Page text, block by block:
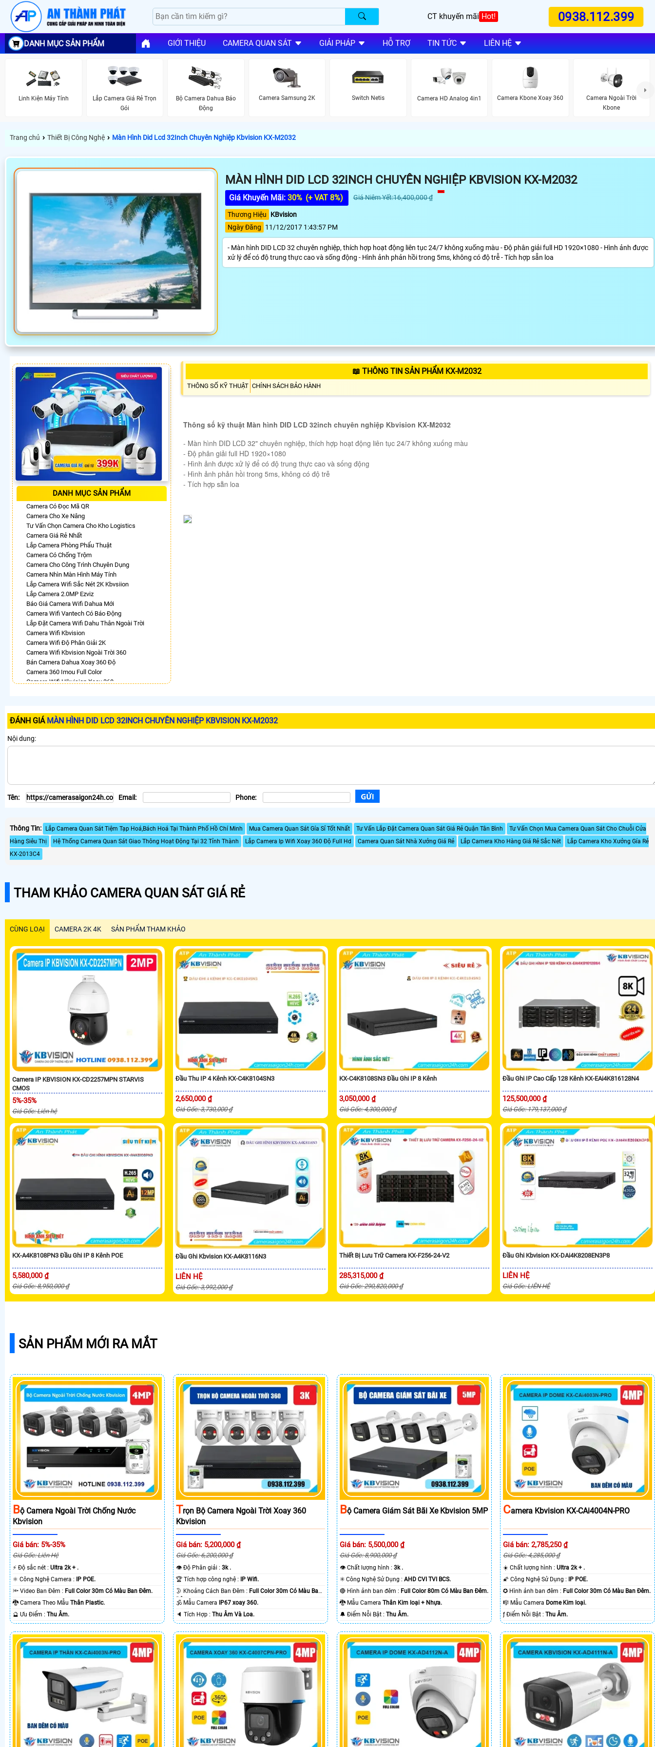
CT khuyến mãi Hot! 0938.112.399
DANH MỤC SẢN PHẨM GIỚI THIỆU CAMERA QUAN SÁT GIẢI PHÁP HỖ TRỢ TIN TỨC LIÊN HỆ
Linh Kiện Máy Tính
Lắp Camera Giá Rẻ Trọn
Gói
Bộ Camera Dahua Báo
Động
Camera Samsung 2K Switch Netis Camera HD Analog 4in1 Camera Kbone Xoay 360
Camera Ngoài Trời
Kbone
Trang chủ › Thiết Bị Công Nghệ › Màn Hình Did Lcd 32Inch Chuyên Nghiệp Kbvision KX-M2032
MÀN HÌNH DID LCD 32INCH CHUYÊN NGHIỆP KBVISION KX-M2032
Giá Khuyến Mãi: 30% (+ VAT 8%) Giá Niêm Yết:16,400,000 ₫
Thương Hiệu
KBvision
Ngày Đăng
11/12/2017 1:43:57 PM
- Màn hình DID LCD 32 chuyên nghiệp, thích hợp hoạt động liên tục 24/7 không xuống màu - Độ phân giải full HD 1920×1080 - Hình ảnh được
xử lý để có độ trung thực cao và sống động - Hình ảnh phản hồi trong 5ms, không có độ trễ - Tích hợp sẵn loa
DANH MỤC SẢN PHẨM
Camera Có Đọc Mã QR
Camera Cho Xe Nâng
Tư Vấn Chọn Camera Cho Kho Logistics
Camera Giá Rẻ Nhất
Lắp Camera Phòng Phẩu Thuật
Camera Có Chống Trộm
Camera Cho Công Trình Chuyên Dụng
Camera Nhìn Màn Hình Máy Tính
Lắp Camera Wifi Sắc Nét 2K Kbvsiion
Lắp Camera 2.0MP Ezviz
Báo Giá Camera Wifi Dahua Mới
Camera Wifi Vantech Có Báo Động
Lắp Đặt Camera Wifi Dahu Thân Ngoài Trời
Camera Wifi Kbvision
Camera Wifi Độ Phân Giải 2K
Camera Wifi Kbvision Ngoài Trời 360
Bán Camera Dahua Xoay 360 Độ
Camera 360 Imou Full Color
Camera Wifi Hikvision Xoay 360
Lắp Camera Wifi Ngoài Trời Xoay 360
Camera 360 Imou Báo Động
LẮP CAMERA THEO NHU CẦU
Lắp Camera Cửa Hàng Giá Rẻ
Camera 360 Giá Rẻ
📖 THÔNG TIN SẢN PHẨM KX-M2032
THÔNG SỐ KỸ THUẬT CHÍNH SÁCH BẢO HÀNH
Thông số kỹ thuật Màn hình DID LCD 32inch chuyên nghiệp Kbvision KX-M2032
- Màn hình DID LCD 32" chuyên nghiệp, thích hợp hoạt động liên tục 24/7 không xuống màu
- Độ phân giải full HD 1920×1080
- Hình ảnh được xử lý để có độ trung thực cao và sống động
- Hình ảnh phản hồi trong 5ms, không có độ trễ
- Tích hợp sẵn loa
ĐÁNH GIÁ MÀN HÌNH DID LCD 32INCH CHUYÊN NGHIỆP KBVISION KX-M2032
Nội dung:
Tên: Email: Phone:
Thông Tin: Lắp Camera Quan Sát Tiệm Tạp Hoá,Bách Hoá Tại Thành Phố Hồ Chí Minh Mua Camera Quan Sát Gía Sỉ Tốt Nhất Tư Vấn Lắp Đặt Camera Quan Sát Giá Rẻ Quận Tân Bình
Tư Vấn Chọn Mua Camera Quan Sát Cho Chuỗi Cửa
Hàng Siêu Thị
Hệ Thống Camera Quan Sát Giao Thông Hoạt Động Tại 32 Tỉnh Thành Lắp Camera Ip Wifi Xoay 360 Độ Full Hd Camera Quan Sát Nhà Xưởng Giá Rẻ Lắp Camera Kho Hàng Giá Rẻ Sắc Nét
Lắp Camera Kho Xưởng Gía Rẻ
KX-2013C4
THAM KHẢO CAMERA QUAN SÁT GIÁ RẺ
CÙNG LOẠI CAMERA 2K 4K SẢN PHẨM THAM KHẢO
Camera IP KBVISION KX-CD2257MPN STARVIS
CMOS
5%-35%
Giá Gốc: Liên hệ
Đầu Thu IP 4 Kênh KX-C4K8104SN3
2,650,000 ₫
Giá Gốc: 3,730,000 ₫
KX-C4K8108SN3 Đầu Ghi IP 8 Kênh
3,050,000 ₫
Giá Gốc: 4,300,000 ₫
Đầu Ghi IP Cao Cấp 128 Kênh KX-EAi4K816128N4
125,500,000 ₫
Giá Gốc: 179,137,000 ₫
KX-A4K8108PN3 Đầu Ghi IP 8 Kênh POE
5,580,000 ₫
Giá Gốc: 8,950,000 ₫
Đầu Ghi Kbvision KX-A4K8116N3
LIÊN HỆ
Giá Gốc: 3,992,000 ₫
Thiết Bị Lưu Trữ Camera KX-F256-24-V2
285,315,000 ₫
Giá Gốc: 290,820,000 ₫
Đầu Ghi Kbvision KX-DAi4K8208EN3P8
LIÊN HỆ
Giá Gốc: LIÊN HỆ
SẢN PHẨM MỚI RA MẮT
BỘ Camera Ngoài Trời Chống Nước
Kbvision
Giá bán: 5%-35%
Giá Gốc: Liên Hệ
️⚡ Độ sắc nét : Ultra 2k + .
⚛️ Công Nghệ Camera :
IP POE.
🔦 Video Ban Đêm : Full Color 30m Có Màu Ban Ðêm.
🐉️ Camera Theo Mẫu Thân Plastic.
️🔮 Ưu Điểm : Thu Âm.
TRọn Bộ Camera Ngoài Trời Xoay 360
Kbvision
Giá bán: 5,200,000 ₫
Giá Gốc: 6,200,000 ₫
👁 Độ Phân giải :3k .
🏆 Tích hợp công nghệ :
IP Wifi.
🌛 Khoảng Cách Ban Đêm : Full Color 30m Có Màu Ban
Ðêm.🕉️ Mẫu Camera
IP67 xoay 360.
️🔈 Tích Hợp :Thu Âm Và Loa.
BỘ Camera Giám Sát Bãi Xe Kbvision 5MP
Giá bán: 5,500,000 ₫
Giá Gốc: 8,900,000 ₫
👁 Chất lượng hình : 3k .
✳️ Công Nghệ Sử Dụng : AHD CVI TVI BCS.
🔴 Hình ảnh ban đêm : Full Color 80m Có Màu Ban Ðêm.
🐉️ Mẫu Camera Thân Kim loại + Nhựa.
️🔔 Điểm Nỗi Bật : Thu Âm.
CAmera Kbvision KX-CAi4004N-PRO
Giá bán: 2,785,250 ₫
Giá Gốc: 4,285,000 ₫
☀️ Chất lượng hình :Ultra 2k + .
🌠 Công Nghệ Sử Dụng :
IP POE.
✪ Hình ảnh ban đêm : Full Color 30m Có Màu Ban Ðêm.
🎼️ Mẫu Camera Dome Kim loại.
️ƒ Điểm Nỗi Bật :Thu Âm.